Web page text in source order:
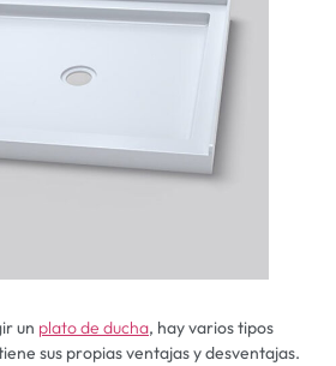
un plato de ducha, hay varios tipos
sus propias ventajas y desventajas.